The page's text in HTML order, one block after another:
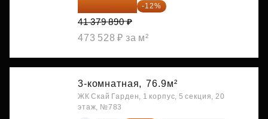
36 414 303 ₽ -12%
41 379 890 ₽
473 528 ₽ за м²
3-комнатная, 76.9м²
ЖК Скай Гарден, 1 корпус, 5 секция, 20
этаж, №783